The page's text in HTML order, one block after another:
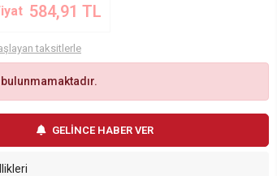
584,91 TL
taksitlerle
GELİNCE HABER VER